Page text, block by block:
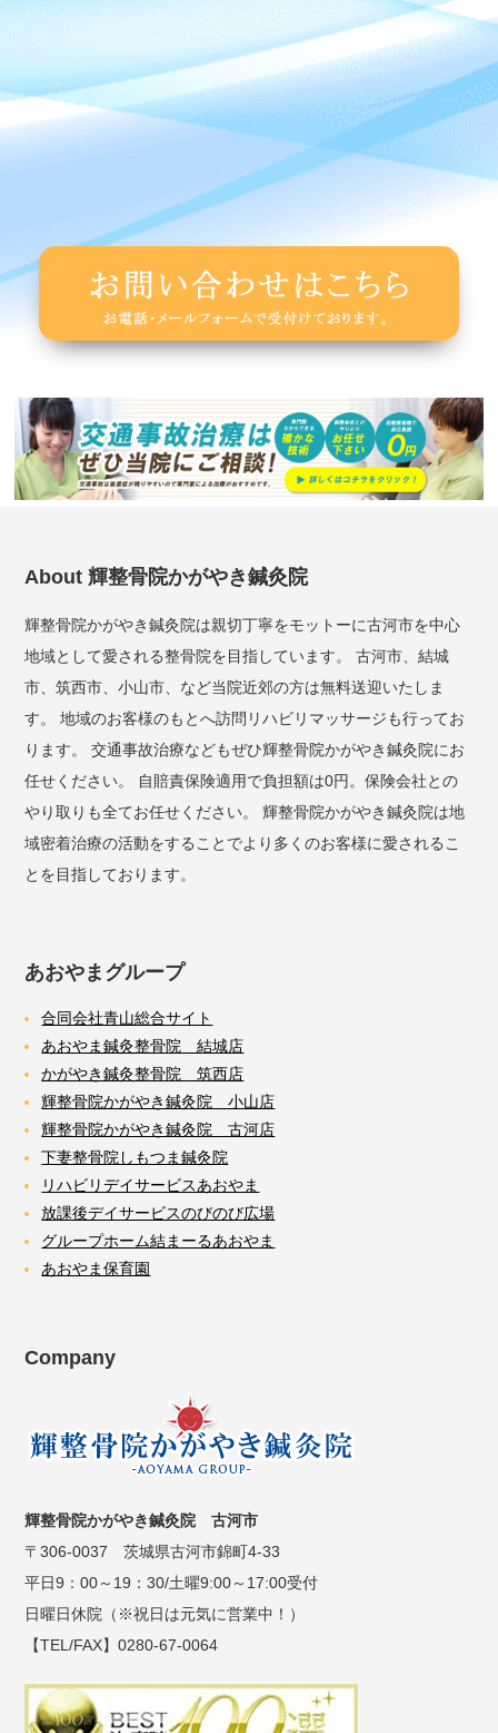
About 輝整骨院かがやき鍼灸院
輝整骨院かがやき鍼灸院は親切丁寧をモットーに古河市を中心
地域として愛される整骨院を目指しています。 古河市、結城
市、筑西市、小山市、など当院近郊の方は無料送迎いたしま
す。 地域のお客様のもとへ訪問リハビリマッサージも行ってお
ります。 交通事故治療などもぜひ輝整骨院かがやき鍼灸院にお
任せください。 自賠責保険適用で負担額は0円。保険会社との
やり取りも全てお任せください。 輝整骨院かがやき鍼灸院は地
域密着治療の活動をすることでより多くのお客様に愛されるこ
とを目指しております。
あおやまグループ
合同会社青山総合サイト
あおやま鍼灸整骨院 結城店
かがやき鍼灸整骨院 筑西店
輝整骨院かがやき鍼灸院 小山店
輝整骨院かがやき鍼灸院 古河店
下妻整骨院しもつま鍼灸院
リハビリデイサービスあおやま
放課後デイサービスのびのび広場
グループホーム結まーるあおやま
あおやま保育園
Company
輝整骨院かがやき鍼灸院 古河市
〒306-0037 茨城県古河市錦町4-33
平日9：00～19：30/土曜9:00～17:00受付
日曜日休院（※祝日は元気に営業中！）
【TEL/FAX】0280-67-0064